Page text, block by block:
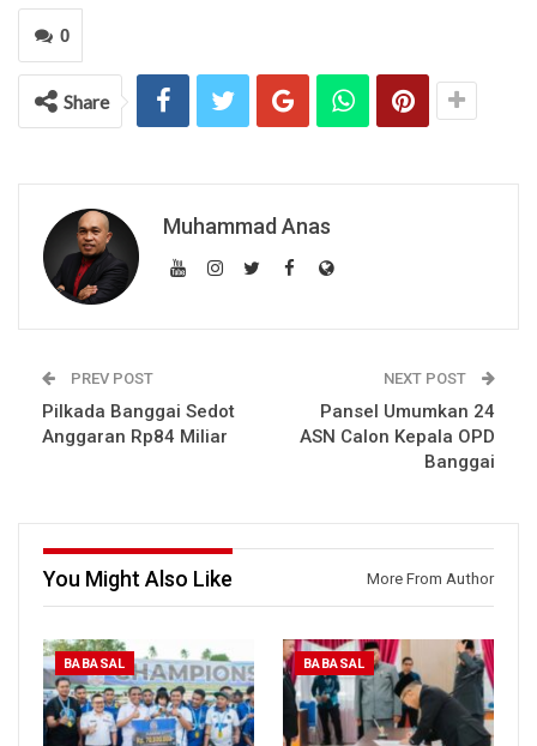
0
Share
Muhammad Anas
PREV POST
Pilkada Banggai Sedot
Anggaran Rp84 Miliar
NEXT POST
Pansel Umumkan 24
ASN Calon Kepala OPD
Banggai
You Might Also Like More From Author
BABASAL BABASAL